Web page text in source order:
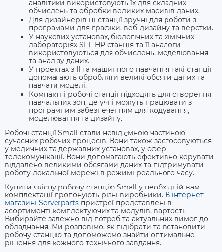
аналітики використовують їх для складних
обчислень та обробки великих масивів даних.
Для дизайнерів ці станції зручні для роботи з
програмами для графіки, веб-дизайну та верстки.
У наукових установах, біологічних та хімічних
лабораторіях SFF HP станція та її аналоги
використовуються для обчислень, моделювання
та аналізу даних.
У проектах з ІІ та машинного навчання такі станції
допомагають обробляти великі обсяги даних та
навчати моделі.
Компактні робочі станції підходять для створення
навчальних зон, де учні можуть працювати з
програмним забезпеченням для кодування,
моделювання та дизайну.
Робочі станції Small стали невід'ємною частиною
сучасних робочих процесів. Вони також застосовуються
у медичних та державних установах, у сфері
телекомунікації. Вони допомагають ефективно керувати
віддалено великими обсягами даних та підтримувати
роботу локальної мережі в режимі реального часу.
Купити якісну робочу станцію Small у необхідній вам
комплектації пропонують різні виробники. В інтернет-
магазині Serverparts пристрої представлені в
асортименті комплектуючих та модулів, вартості.
Вибирайте залежно від потреб та актуальних вимог до
обладнання. Ми розповімо, як підібрати та встановити
робочу станцію та допоможемо знайти оптимальне
рішення для кожного технічного завдання.